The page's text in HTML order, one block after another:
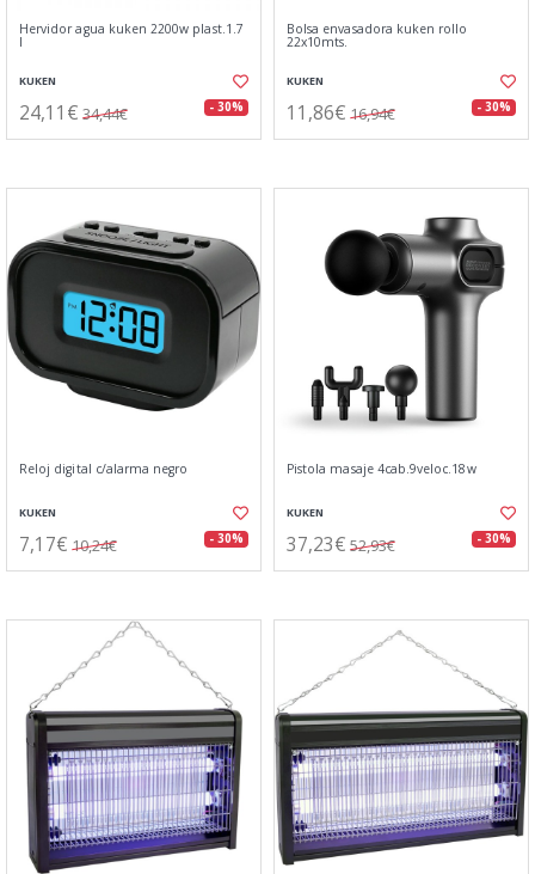
Hervidor agua kuken 2200w plast.1.7
l
KUKEN
24,11€ 34,44€ - 30%
Bolsa envasadora kuken rollo
22x10mts.
KUKEN
11,86€ 16,94€ - 30%
Reloj digital c/alarma negro
KUKEN
7,17€ 10,24€ - 30%
Pistola masaje 4cab.9veloc.18w
KUKEN
37,23€ 52,93€ - 30%